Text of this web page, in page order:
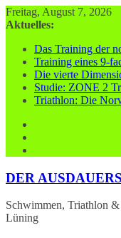
Zum
Inhalt
Freitag, August 7, 2026
Aktuelles:
Das Training der
Training eines 9-
Die vierte
Studie: ZONE 2
Triathlon: Die
DER
Schwimmen, Triathlon
Lüning